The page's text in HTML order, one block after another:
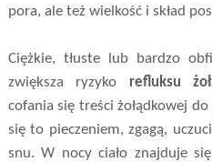
pora, ale też wielkość i skład
Ciężkie, tłuste lub bardzo
zwiększa ryzyko refluksu
cofania się treści żołądkowej
się to pieczeniem, zgagą,
snu. W nocy ciało znajduje